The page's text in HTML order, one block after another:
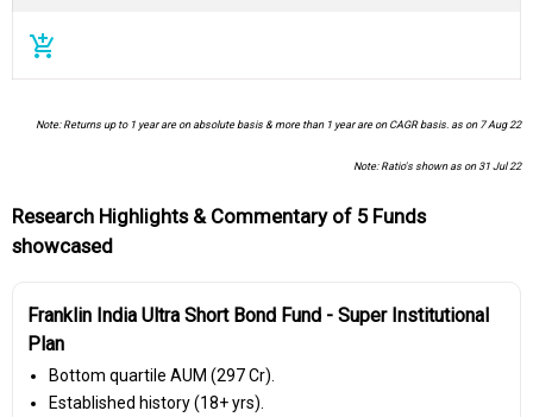
add_shopping_cart
Note: Returns up to 1 year are on absolute basis & more than 1 year are on CAGR basis. as on 7 Aug 22
Note: Ratio's shown as on 31 Jul 22
Research Highlights & Commentary of 5 Funds
showcased
Franklin India Ultra Short Bond Fund - Super Institutional
Plan
Bottom quartile AUM (₹297 Cr).
Established history (18+ yrs).